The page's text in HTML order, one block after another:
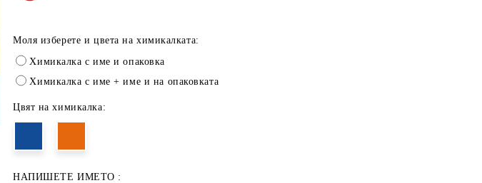
Моля изберете и цвета на химикалката:
Химикалка с име и опаковка
Химикалка с име + име и на опаковката
Цвят на химикалка:
НАПИШЕТЕ ИМЕТО :